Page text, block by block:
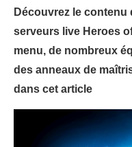
Découvrez le
serveurs live Heroes
menu, de nombreux
des anneaux de
dans cet article